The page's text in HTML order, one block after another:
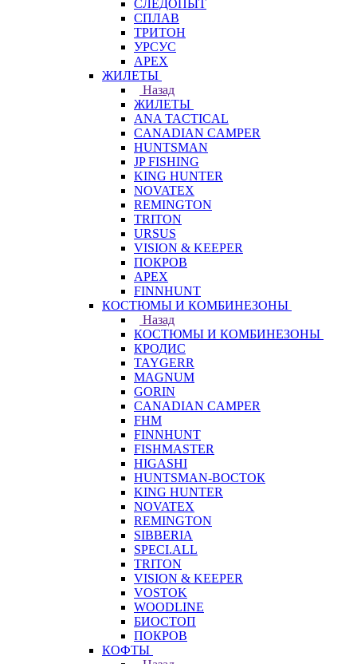
СЛЕДОПЫТ
СПЛАВ
ТРИТОН
УРСУС
APEX
ЖИЛЕТЫ
Назад
ЖИЛЕТЫ
ANA TACTICAL
CANADIAN CAMPER
HUNTSMAN
JP FISHING
KING HUNTER
NOVATEX
REMINGTON
TRITON
URSUS
VISION & KEEPER
ПОКРОВ
APEX
FINNHUNT
КОСТЮМЫ И КОМБИНЕЗОНЫ
Назад
КОСТЮМЫ И КОМБИНЕЗОНЫ
КРОДИС
TAYGERR
MAGNUM
GORIN
CANADIAN CAMPER
FHM
FINNHUNT
FISHMASTER
HIGASHI
HUNTSMAN-ВОСТОК
KING HUNTER
NOVATEX
REMINGTON
SIBBERIA
SPECI.ALL
TRITON
VISION & KEEPER
VOSTOK
WOODLINE
БИОСТОП
ПОКРОВ
КОФТЫ